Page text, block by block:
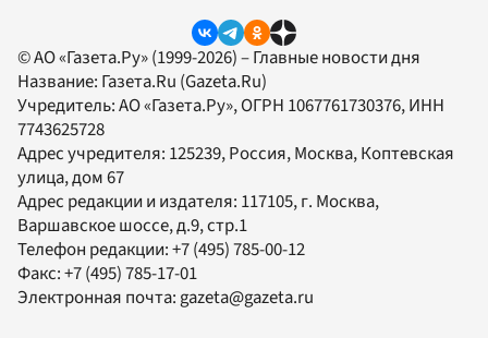
© АО «Газета.Ру» (1999-2026) – Главные новости дня
Название: Газета.Ru (Gazeta.Ru)
Учредитель:АО «Газета.Ру», ОГРН 1067761730376, ИНН
7743625728
Адрес учредителя: 125239, Россия, Москва, Коптевская
улица, дом 67
Адрес редакции и издателя: 117105, г. Москва,
Варшавское шоссе, д.9, стр.1
Телефон редакции:+7 (495) 785-00-12
Факс:+7 (495) 785-17-01
Электронная почта: gazeta@gazeta.ru